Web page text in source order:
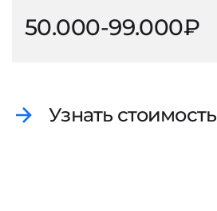
50.000-99.000₽
Узнать стоимость